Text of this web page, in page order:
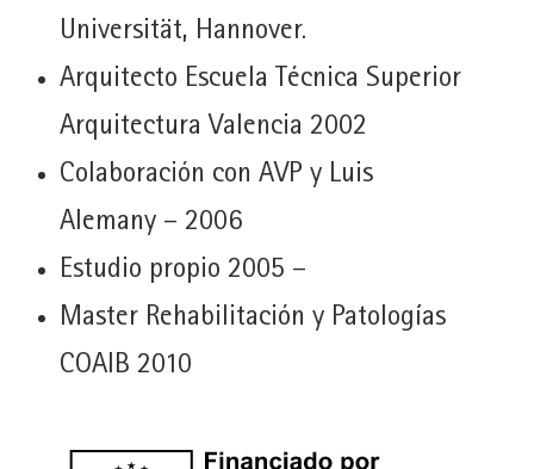
Universität, Hannover.
Arquitecto Escuela Técnica Superior
Arquitectura Valencia 2002
Colaboración con AVP y Luis
Alemany – 2006
Estudio propio 2005 –
Master Rehabilitación y Patologías
COAIB 2010